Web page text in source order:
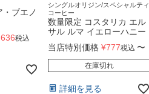
ブエノ
税込
シングルオリジン/スペシャルティ
コーヒー
数量限定 コスタリカ エル
サル ルマ イエローハニー
当店特別価格 ¥777税込 〜
在庫切れ
詳細を見る